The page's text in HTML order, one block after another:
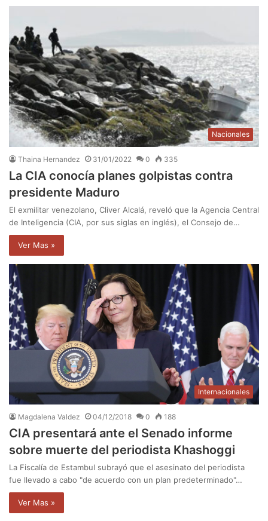
Nacionales
Thaina Hernandez 31/01/2022 0 335
La CIA conocía planes golpistas contra
presidente Maduro
El exmilitar venezolano, Cliver Alcalá, reveló que la Agencia Central
de Inteligencia (CIA, por sus siglas en inglés), el Consejo de…
Ver Mas »
Internacionales
Magdalena Valdez 04/12/2018 0 188
CIA presentará ante el Senado informe
sobre muerte del periodista Khashoggi
La Fiscalía de Estambul subrayó que el asesinato del periodista
fue llevado a cabo "de acuerdo con un plan predeterminado"…
Ver Mas »